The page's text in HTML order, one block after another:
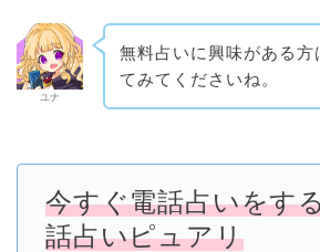
ユナ
無料占いに興味がある方
てみてくださいね。
今すぐ電話占いをす
話占いピュアリ